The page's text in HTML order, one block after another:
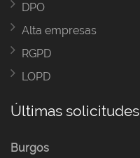
DPO
Alta empresas
RGPD
LOPD
Últimas solicitudes
Burgos